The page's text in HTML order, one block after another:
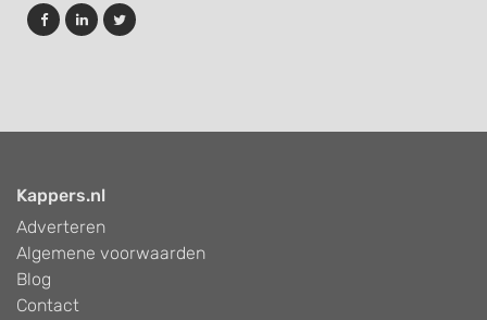
Kappers.nl
Adverteren
Algemene voorwaarden
Blog
Contact